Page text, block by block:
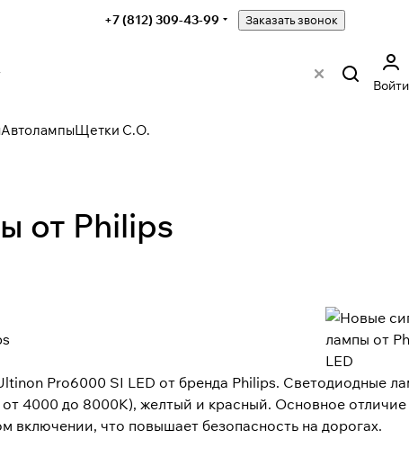
+7 (812) 309-43-99 Заказать звонок
Войти
АвтолампыЩетки С.О.
от Philips
Pro6000 SI LED от бренда Philips. Светодиодные
4000 до 8000К), желтый и красный. Основное
включении, что повышает безопасность на дорогах.